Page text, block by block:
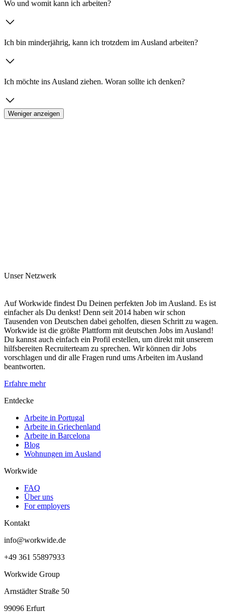
Wo und womit kann ich arbeiten?
Ich bin minderjährig, kann ich trotzdem im Ausland arbeiten?
Ich möchte ins Ausland ziehen. Woran sollte ich denken?
Weniger anzeigen
Unser Netzwerk
Auf Workwide findest Du Deinen perfekten Job im Ausland. Es ist
einfacher als Du denkst! Denn seit 2014 haben wir schon
Tausenden von Deutschen dabei geholfen, diesen Schritt zu wagen.
Workwide ist die größte Plattform mit deutschen Jobs im Ausland!
Du kannst auch einfach ein Profil erstellen, um direkt mit unserem
hilfsbereiten Recruiterteam zu sprechen. Wir können dir Jobs
vorschlagen und dir alle Fragen rund ums Arbeiten im Ausland
beantworten.
Erfahre mehr
Entdecke
Arbeite in Portugal
Arbeite in Griechenland
Arbeite in Barcelona
Blog
Wohnungen im Ausland
Workwide
FAQ
Über uns
For employers
Kontakt
info@workwide.de
+49 361 55897933
Workwide Group
Arnstädter Straße 50
99096 Erfurt